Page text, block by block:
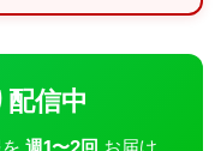
配信中